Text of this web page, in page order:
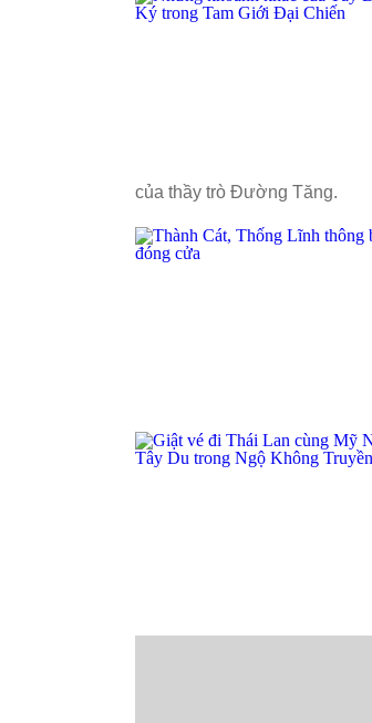
của thầy trò Đường Tăng.